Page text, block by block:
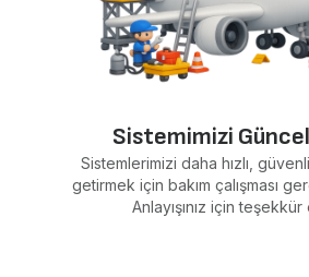
Sistemimizi
Sistemlerimizi daha hızlı,
getirmek için bakım çalışması
Anlayışınız için